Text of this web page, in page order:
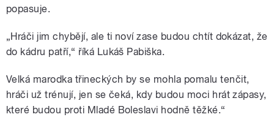
popasuje.
„Hráči jim chybějí, ale ti noví zase budou chtít dokázat, že
do kádru patří,“ říká Lukáš Pabiška.
Velká marodka třineckých by se mohla pomalu tenčit,
hráči už trénují, jen se čeká, kdy budou moci hrát zápasy,
které budou proti Mladé Boleslavi hodně těžké.“